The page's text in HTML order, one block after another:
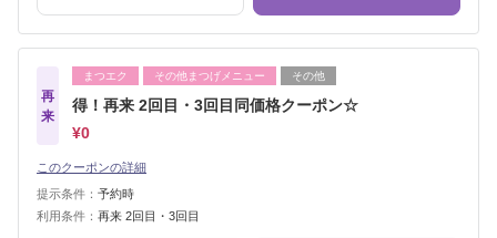
再
来
まつエク その他まつげメニュー その他
得！再来 2回目・3回目同価格クーポン☆
¥0
このクーポンの詳細
提示条件： 予約時
利用条件： 再来 2回目・3回目